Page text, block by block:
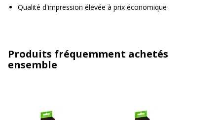
Qualité d'impression élevée à prix économique
Produits fréquemment achetés
ensemble